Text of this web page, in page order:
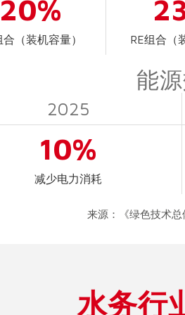
20%
合（装机容量） RE组合（
能
2025
10%
减少电力消耗
来源：《绿色技术
水务行